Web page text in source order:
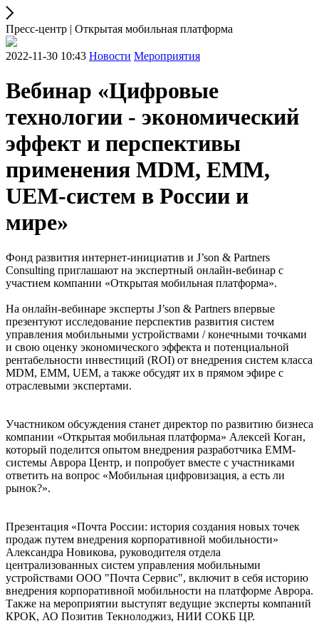
Пресс-центр | Открытая мобильная платформа
2022-11-30 10:43 Новости Мероприятия
Вебинар «Цифровые
технологии - экономический
эффект и перспективы
применения MDM, EMM,
UEM-систем в России и
мире»
Фонд развития интернет-инициатив и J’son & Partners
Consulting приглашают на экспертный онлайн-вебинар с
участием компании «Открытая мобильная платформа».
На онлайн-вебинаре эксперты J’son & Partners впервые
презентуют исследование перспектив развития систем
управления мобильными устройствами / конечными точками
и свою оценку экономического эффекта и потенциальной
рентабельности инвестиций (ROI) от внедрения систем класса
MDM, EMM, UEM, а также обсудят их в прямом эфире с
отраслевыми экспертами.
Участником обсуждения станет директор по развитию бизнеса
компании «Открытая мобильная платформа» Алексей Коган,
который поделится опытом внедрения разработчика EMM-
системы Аврора Центр, и попробует вместе с участниками
ответить на вопрос «Мобильная цифровизация, а есть ли
рынок?».
Презентация «Почта России: история создания новых точек
продаж путем внедрения корпоративной мобильности»
Александра Новикова, руководителя отдела
централизованных систем управления мобильными
устройствами ООО "Почта Сервис", включит в себя историю
внедрения корпоративной мобильности на платформе Аврора.
Также на мероприятии выступят ведущие эксперты компаний
КРОК, АО Позитив Текнолоджиз, НИИ СОКБ ЦР.